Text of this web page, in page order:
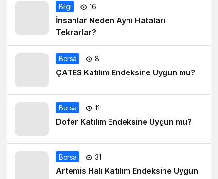
İnsanlar Neden Aynı Hataları
Tekrarlar?
ÇATES Katılım Endeksine Uygun mu?
Dofer Katılım Endeksine Uygun mu?
Artemis Halı Katılım Endeksine Uygun
mu?